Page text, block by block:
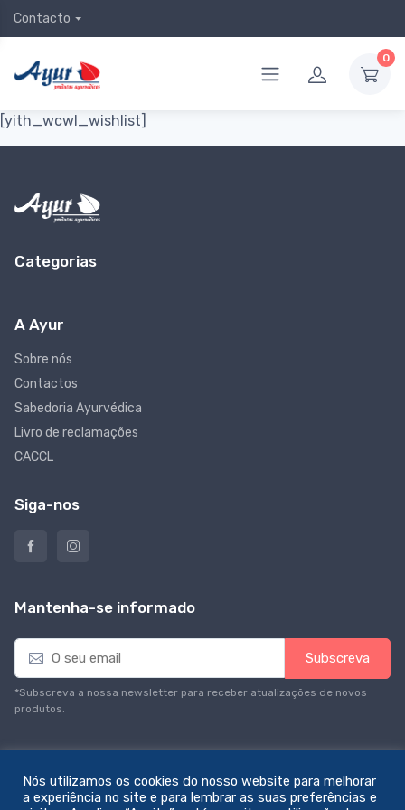
Contacto
0
[yith_wcwl_wishlist]
Categorias
A Ayur
Sobre nós
Contactos
Sabedoria Ayurvédica
Livro de reclamações
CACCL
Siga-nos
Mantenha-se informado
E
a
i
l
Subscreva
*Subscreva a nossa newsletter para receber atualizações de novos
produtos.
Nós utilizamos os cookies do nosso website para melhorar
a experiência no site e para lembrar as suas preferências e